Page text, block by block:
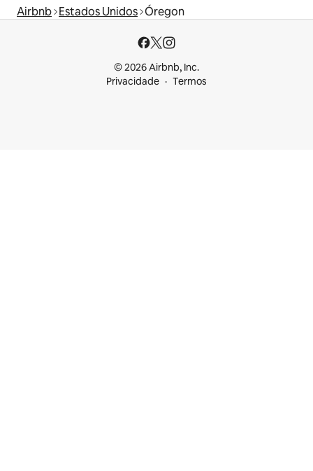
Airbnb Estados Unidos Óregon
© 2026 Airbnb, Inc.
Privacidade
Termos